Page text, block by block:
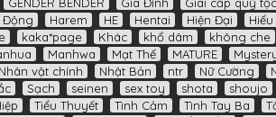
Động Harem HE Hentai Hiện Đại
kaka*page Khác khổ dâm không che
Manhwa Mạt Thế MATURE
Nhân vật chính Nhật Bản ntr Nữ Cường
Sạch seinen sex toy shota shoujo
Tiểu Thuyết Tình Cảm Tình Tay Ba